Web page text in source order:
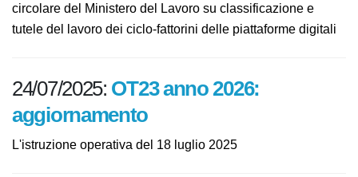
Una recente nota dell’Istituto fornisce informazioni e
chiarimenti, per gli aspetti di competenza, a seguito
piattaforme digitali
24/07/2025:OT23 anno 2026: